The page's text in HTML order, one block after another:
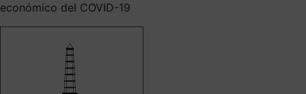
económico del COVID-19